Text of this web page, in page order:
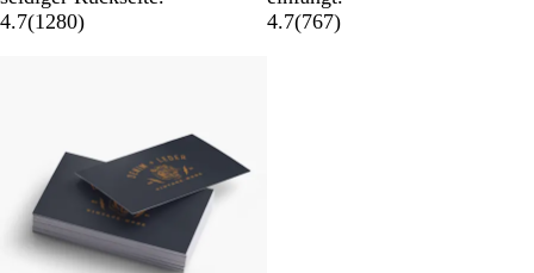
4.7(1280)
4.7(767)